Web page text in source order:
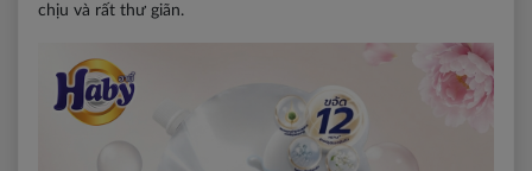
chịu và rất thư giãn.